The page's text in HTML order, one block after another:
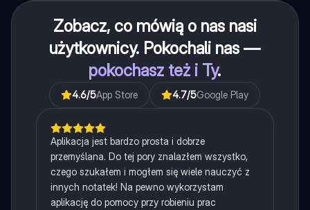
Zobacz, co mówią o nas nasi
użytkownicy. Pokochali nas —
pokochasz też i Ty.
4.6/5App Store 4.7/5Google Play
Aplikacja jest bardzo prosta i dobrze
przemyślana. Do tej pory znalazłem wszystko,
czego szukałem i mogłem się wiele nauczyć z
innych notatek! Na pewno wykorzystam
aplikację do pomocy przy robieniu prac